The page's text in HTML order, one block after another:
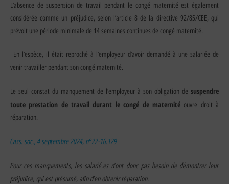
L’absence de suspension de travail pendant le congé maternité est également
considérée comme un préjudice, selon l’article 8 de la directive 92/85/CEE, qui
prévoit une période minimale de 14 semaines continues de congé maternité.
En l’espèce, il était reproché à l’employeur d’avoir demandé à une salariée de
venir travailler pendant son congé maternité.
Le seul constat du manquement de l’employeur à son obligation de suspendre
toute prestation de travail durant le congé de maternitéouvre droit à
réparation.
Cass. soc., 4 septembre 2024, n°22-16.129
Pour ces manquements, les salarié.es n’ont donc pas besoin de démontrer leur
préjudice, qui est présumé, afin d’en obtenir réparation.